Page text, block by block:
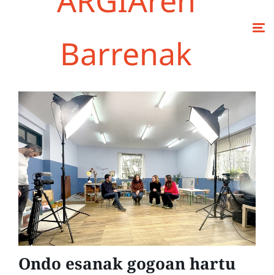
Barrenak
Ondo esanak gogoan hartu